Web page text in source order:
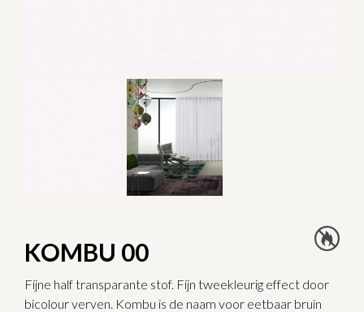
KOMBU 00
Fijne half transparante stof. Fijn tweekleurig effect door
bicolour verven. Kombu is de naam voor eetbaar bruin